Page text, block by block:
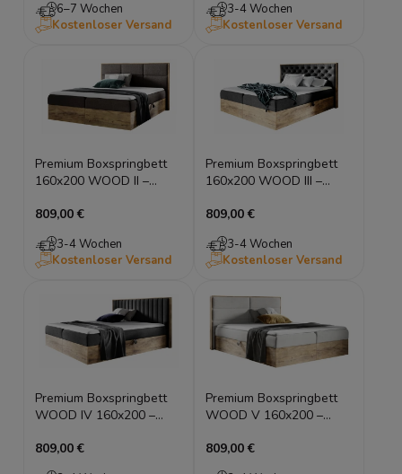
6–7 Wochen
Kostenloser Versand
3-4 Wochen
Kostenloser Versand
Premium Boxspringbett
160x200 WOOD II –
inkl. Topper
809,00 €
3-4 Wochen
Kostenloser Versand
Premium Boxspringbett
160x200 WOOD III –
inkl. Topper
809,00 €
3-4 Wochen
Kostenloser Versand
Premium Boxspringbett
WOOD IV 160x200 –
mit 2 Bettkästen
809,00 €
Premium Boxspringbett
WOOD V 160x200 –
mit Bettkästen
809,00 €